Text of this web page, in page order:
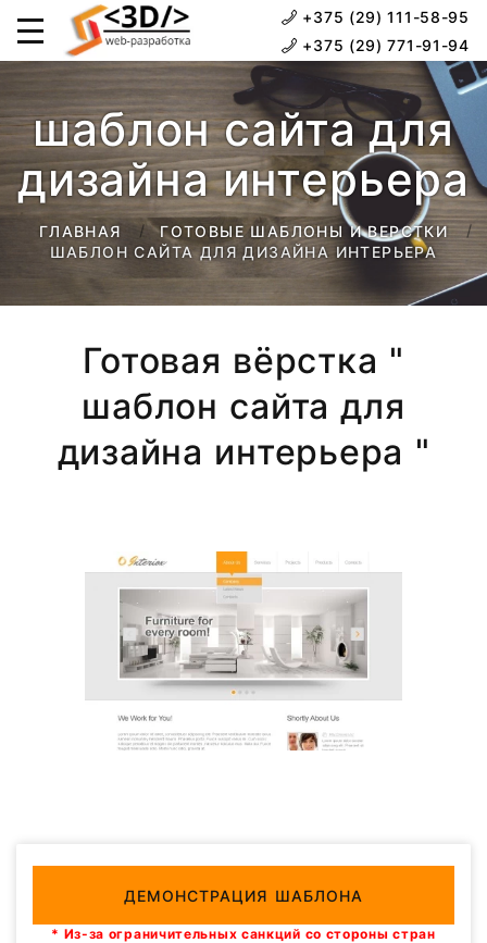
+375 (29) 111-58-95
+375 (29) 771-91-94
шаблон сайта для
дизайна интерьера
ГЛАВНАЯ
ГОТОВЫЕ ШАБЛОНЫ И ВЕРСТКИ
ШАБЛОН САЙТА ДЛЯ ДИЗАЙНА ИНТЕРЬЕРА
Готовая вёрстка "
шаблон сайта для
дизайна интерьера "
ДЕМОНСТРАЦИЯ ШАБЛОНА
* Из-за ограничительных санкций со стороны стран